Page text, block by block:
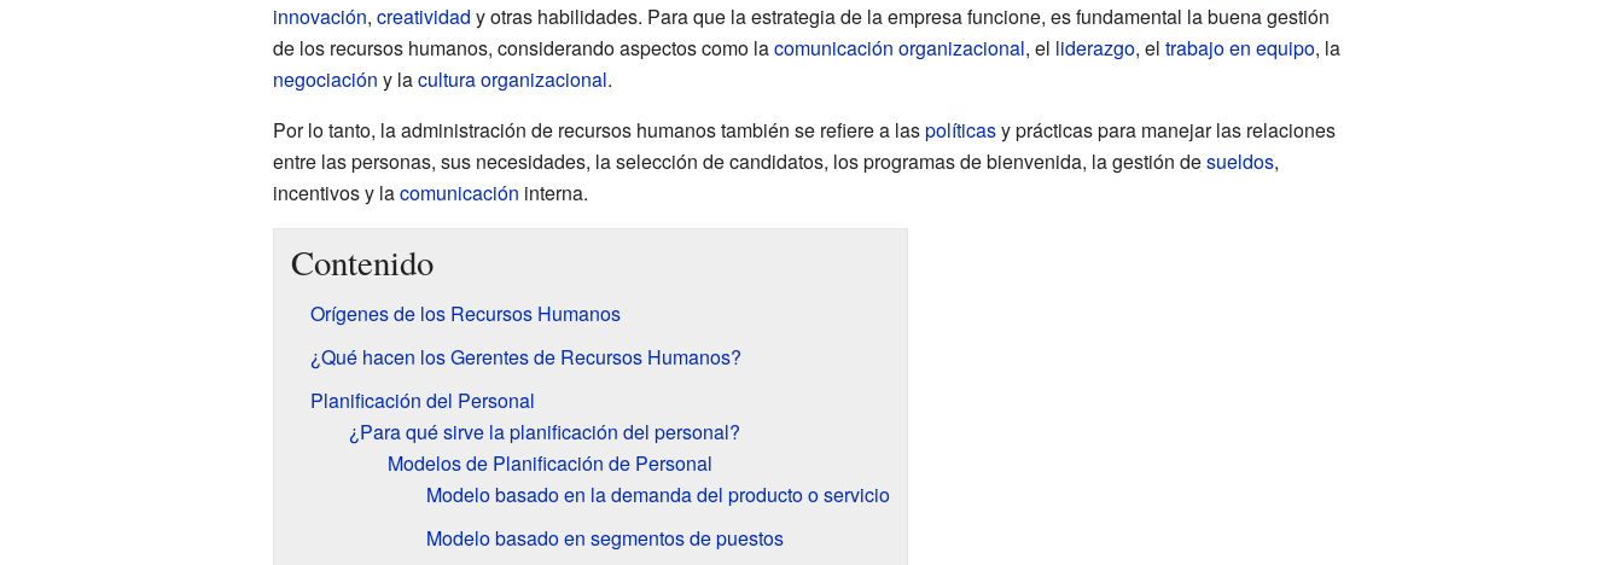
innovación, creatividad y otras habilidades. Para que la estrategia de la empresa funcione, es fundamental la buena gestión
de los recursos humanos, considerando aspectos como lacomunicación organizacional, el liderazgo, el trabajo en equipo, la
negociación y lacultura organizacional.
Por lo tanto, la administración de recursos humanos también se refiere a laspolíticasy prácticas para manejar las relaciones
entre las personas, sus necesidades, la selección de candidatos, los programas de bienvenida, la gestión desueldos,
incentivos y lacomunicación interna.
Contenido
Orígenes de los Recursos Humanos
¿Qué hacen los Gerentes de Recursos Humanos?
Planificación del Personal
¿Para qué sirve la planificación del personal?
Modelos de Planificación de Personal
Modelo basado en la demanda del producto o servicio
Modelo basado en segmentos de puestos